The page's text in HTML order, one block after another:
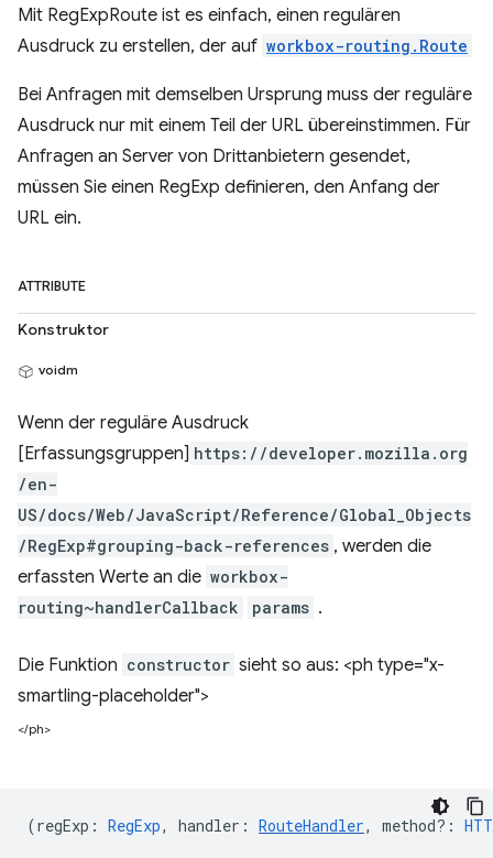
Mit RegExpRoute ist es einfach, einen regulären
Ausdruck zu erstellen, der auf workbox-routing.Route
Bei Anfragen mit demselben Ursprung muss der reguläre
Ausdruck nur mit einem Teil der URL übereinstimmen. Für
Anfragen an Server von Drittanbietern gesendet,
müssen Sie einen RegExp definieren, den Anfang der
URL ein.
ATTRIBUTE
Konstruktor
voidm
Wenn der reguläre Ausdruck
[Erfassungsgruppen] https://developer.mozilla.org
/en-
US/docs/Web/JavaScript/Reference/Global_Objects
/RegExp#grouping-back-references , werden die
erfassten Werte an die workbox-
routing~handlerCallback
params .
Die Funktion constructor sieht so aus: <ph type="x-
smartling-placeholder">
</ph>
(regExp : RegExp, handler : RouteHandler, method? :